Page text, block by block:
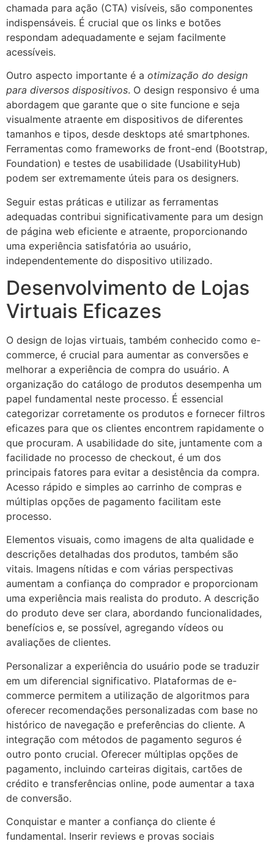
chamada para ação (CTA) visíveis, são componentes
indispensáveis. É crucial que os links e botões
respondam adequadamente e sejam facilmente
acessíveis.
Outro aspecto importante é a otimização do design
para diversos dispositivos. O design responsivo é uma
abordagem que garante que o site funcione e seja
visualmente atraente em dispositivos de diferentes
tamanhos e tipos, desde desktops até smartphones.
Ferramentas como frameworks de front-end (Bootstrap,
Foundation) e testes de usabilidade (UsabilityHub)
podem ser extremamente úteis para os designers.
Seguir estas práticas e utilizar as ferramentas
adequadas contribui significativamente para um design
de página web eficiente e atraente, proporcionando
uma experiência satisfatória ao usuário,
independentemente do dispositivo utilizado.
Desenvolvimento de Lojas
Virtuais Eficazes
O design de lojas virtuais, também conhecido como e-
commerce, é crucial para aumentar as conversões e
melhorar a experiência de compra do usuário. A
organização do catálogo de produtos desempenha um
papel fundamental neste processo. É essencial
categorizar corretamente os produtos e fornecer filtros
eficazes para que os clientes encontrem rapidamente o
que procuram. A usabilidade do site, juntamente com a
facilidade no processo de checkout, é um dos
principais fatores para evitar a desistência da compra.
Acesso rápido e simples ao carrinho de compras e
múltiplas opções de pagamento facilitam este
processo.
Elementos visuais, como imagens de alta qualidade e
descrições detalhadas dos produtos, também são
vitais. Imagens nítidas e com várias perspectivas
aumentam a confiança do comprador e proporcionam
uma experiência mais realista do produto. A descrição
do produto deve ser clara, abordando funcionalidades,
benefícios e, se possível, agregando vídeos ou
avaliações de clientes.
Personalizar a experiência do usuário pode se traduzir
em um diferencial significativo. Plataformas de e-
commerce permitem a utilização de algoritmos para
oferecer recomendações personalizadas com base no
histórico de navegação e preferências do cliente. A
integração com métodos de pagamento seguros é
outro ponto crucial. Oferecer múltiplas opções de
pagamento, incluindo carteiras digitais, cartões de
crédito e transferências online, pode aumentar a taxa
de conversão.
Conquistar e manter a confiança do cliente é
fundamental. Inserir reviews e provas sociais